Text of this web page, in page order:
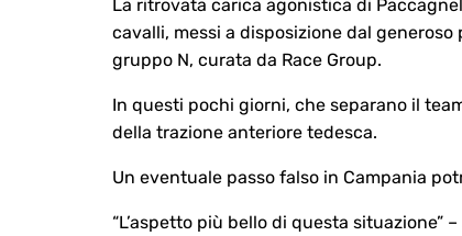
La ritrovata carica agonistica di
cavalli, messi a disposizione dal generoso
gruppo N, curata da Race Group.
In questi pochi giorni, che separano il
della trazione anteriore tedesca.
Un eventuale passo falso in Campania
“L’aspetto più bello di questa situazione”